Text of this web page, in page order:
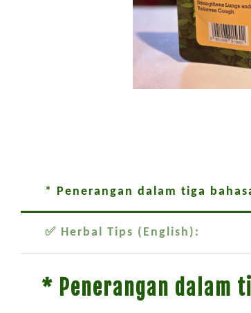
* Penerangan dalam tiga
✅ Herbal Tips (English):
* Penerangan dalam